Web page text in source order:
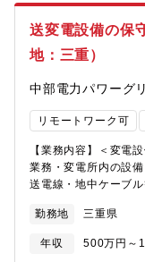
社での多様な経験を
とで、お客さま・地
数値確認、報告書の
検。リレー試験や清
設設備の試験・検査
ート対応（24時間監
「見て覚えろ」では
係】配属先は、配属
みが取れる」「残業
て入社した人が多い
す。話好きで柔らか
やすいと考えていま
事士」などを持つト
送変電設備の保
地：三重）
中部電力パワーグ
リモートワーク可
【業務内容】＜変電
業務・変電所内の設
送電線・地中ケーブ
保守会社への手配の
するために保守会社
実施（保守業務の一
勤務地 三重県
年収 500万円～